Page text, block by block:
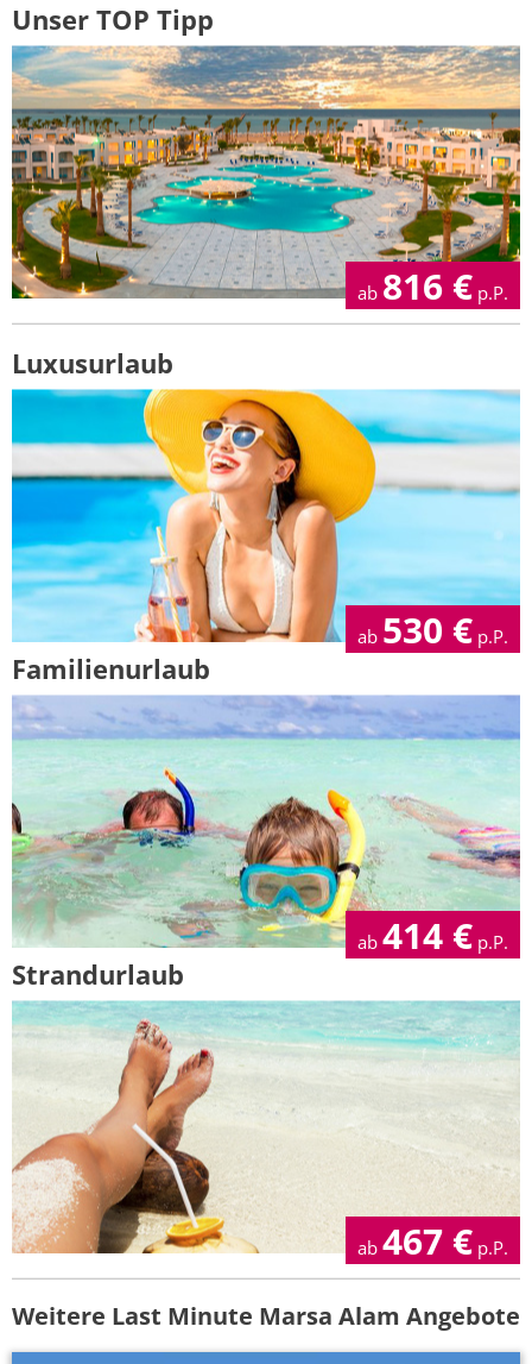
Unser TOP Tipp
ab 816 € p.P.
Luxusurlaub
ab 530 € p.P.
Familienurlaub
ab 414 € p.P.
Strandurlaub
ab 467 € p.P.
Weitere Last Minute Marsa Alam Angebote